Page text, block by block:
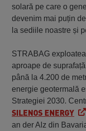
solară pe care o
devenim mai puțin
la sediile noastre și
STRABAG
aproape de
până la 4.200 de
energie geotermală
Strategiei 2030.
SILENOS ENERGY
an der Alz din